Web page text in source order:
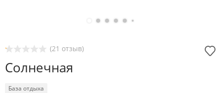
(21 отзыв)
Солнечная
База отдыха